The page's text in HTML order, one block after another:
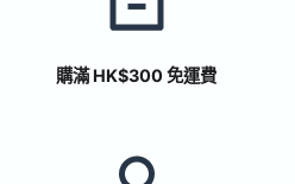
購滿 HK$300 免運費